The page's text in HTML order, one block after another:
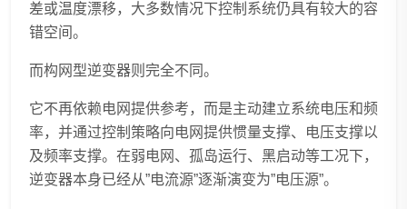
差或温度漂移，大多数情况下控制系统仍具有较大的容
错空间。
而构网型逆变器则完全不同。
它不再依赖电网提供参考，而是主动建立系统电压和频
率，并通过控制策略向电网提供惯量支撑、电压支撑以
及频率支撑。在弱电网、孤岛运行、黑启动等工况下，
逆变器本身已经从”电流源”逐渐演变为”电压源”。